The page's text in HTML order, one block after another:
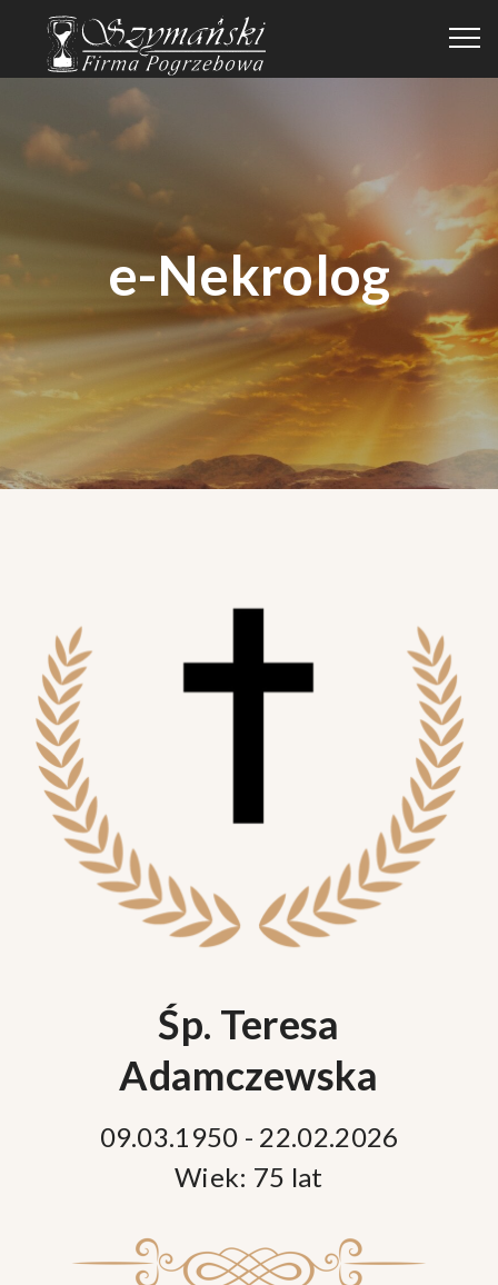
e-Nekrolog
Śp. Teresa
Adamczewska
09.03.1950 - 22.02.2026
Wiek: 75 lat